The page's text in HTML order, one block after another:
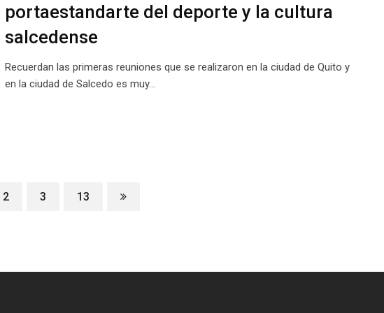
portaestandarte del deporte y la cultura
salcedense
Recuerdan las primeras reuniones que se realizaron en la ciudad de Quito y
en la ciudad de Salcedo es muy…
2 3 13